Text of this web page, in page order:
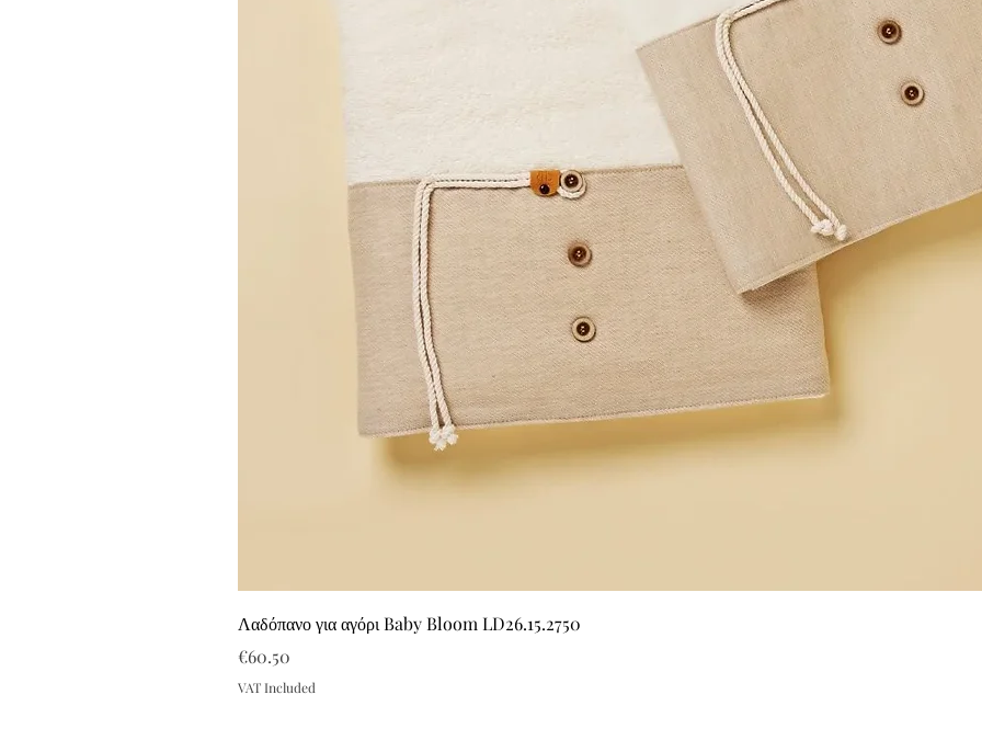
Λαδόπανο για αγόρι Baby Bloom LD26.15.2750
Price
€60.50
VAT Included